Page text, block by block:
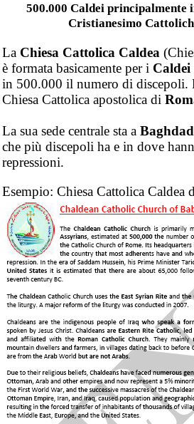
500.000 Caldei principalmente
Cristianesimo
La Chiesa Cattolica Caldea
è formata basicamente per i Caldei
in 500.000 il numero di discepoli.
Chiesa Cattolica apostolica di
La sua sede centrale sta a Baghdad
che più discepoli ha e in dove
repressioni.
Esempio: Chiesa Cattolica Caldea